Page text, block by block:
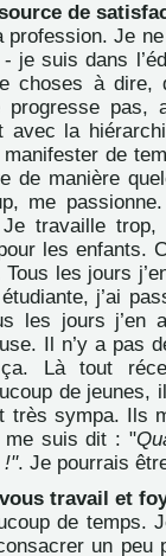
de
profession. Je
je suis dans
choses à dire,
pas,
avec la
de
de manière
me
travaille
les enfants.
les jours
j’ai
les jours j’en
Il n’y a pas
Là tout
de jeunes,
très sympa. Ils
me suis dit : "
!". Je pourrais
travail et
de temps.
un peu